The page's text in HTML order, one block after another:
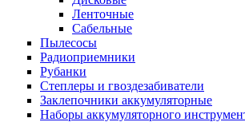
Ленточные
Сабельные
Пылесосы
Радиоприемники
Рубанки
Степлеры и гвоздезабиватели
Заклепочники аккумуляторные
Наборы аккумуляторного